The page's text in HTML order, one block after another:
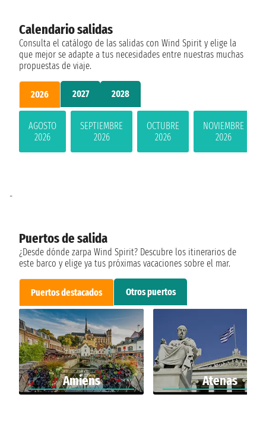
Calendario salidas
Consulta el catálogo de las salidas con Wind Spirit y elige la
que mejor se adapte a tus necesidades entre nuestras muchas
propuestas de viaje.
2026 2027 2028
AGOSTO
2026
SEPTIEMBRE
2026
OCTUBRE
2026
NOVIEMBRE
2026
Puertos de salida
¿Desde dónde zarpa Wind Spirit? Descubre los itinerarios de
este barco y elige ya tus próximas vacaciones sobre el mar.
Puertos destacados Otros puertos
Amiens Atenas
-